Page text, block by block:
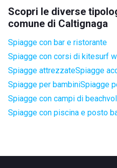
Scopri le diverse
comune di Caltignaga
Spiagge con bar e ristorante
Spiagge con corsi di kitesurf
Spiagge attrezzateSpiagge
Spiagge per bambiniSpiagge
Spiagge con campi di
Spiagge con piscina e posto